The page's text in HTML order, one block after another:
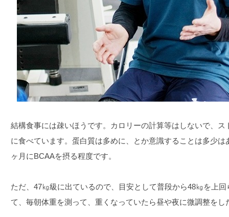
結構食事には疎いほうです。カロリーの計算等はしないで、
に食べています。蛋白質は多めに、とか意識することは多少
ヶ月にBCAAを摂る程度です。
ただ、47㎏級に出ているので、目安として普段から48㎏を上
て、毎朝体重を測って、重くなっていたら昼や夜に微調整をし